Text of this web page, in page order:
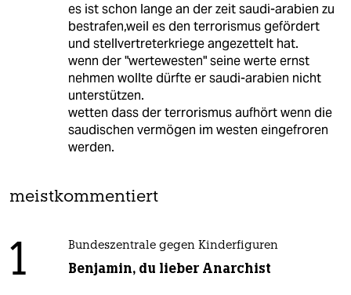
es ist schon lange an der zeit saudi-arabien zu
bestrafen,weil es den terrorismus gefördert
und stellvertreterkriege angezettelt hat.
wenn der "wertewesten" seine werte ernst
nehmen wollte dürfte er saudi-arabien nicht
unterstützen.
wetten dass der terrorismus aufhört wenn die
saudischen vermögen im westen eingefroren
werden.
meistkommentiert
1 Bundeszentrale gegen Kinderfiguren
Benjamin, du lieber Anarchist